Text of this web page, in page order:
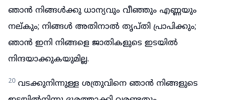
ഞാൻ നിങ്ങൾക്കു ധാന്യവും വീഞ്ഞും എണ്ണയും
നല്കും; നിങ്ങൾ അതിനാൽ തൃപ്തി പ്രാപിക്കും;
ഞാൻ ഇനി നിങ്ങളെ ജാതികളുടെ ഇടയിൽ
നിന്ദയാക്കുകയുമില്ല.
20 വടക്കുനിന്നുള്ള ശത്രുവിനെ ഞാൻ നിങ്ങളുടെ